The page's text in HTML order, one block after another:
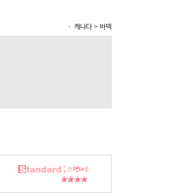
ㆍ 캐나다 > 바덱